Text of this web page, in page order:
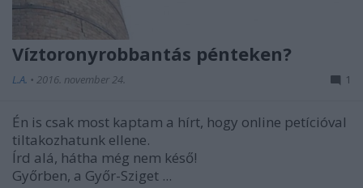
Víztoronyrobbantás pénteken?
L.A. • 2016. november 24. 1
Én is csak most kaptam a hírt, hogy online petícióval
tiltakozhatunk ellene.
Írd alá, hátha még nem késő!
Győrben, a Győr-Sziget ...